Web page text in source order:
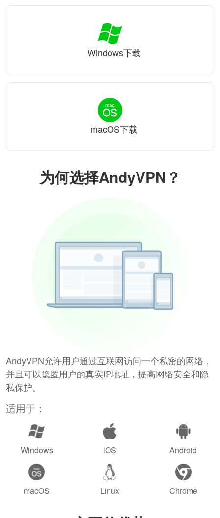
为何选择AndyVPN？
AndyVPN允许用户通过互联网访问一个私密的网络，
并且可以隐匿用户的真实IP地址，提高网络安全和隐
私保护。
适用于：
Windows iOS Android
macOS Linux Chrome
Windows下载
macOS下载